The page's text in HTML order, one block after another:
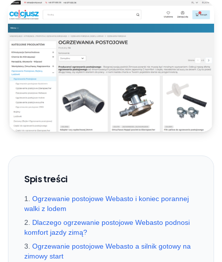
Spis treści
Ogrzewanie postojowe Webasto i koniec porannej
walki z lodem
Dlaczego ogrzewanie postojowe Webasto podnosi
komfort jazdy zimą?
Ogrzewanie postojowe Webasto a silnik gotowy na
zimowy start